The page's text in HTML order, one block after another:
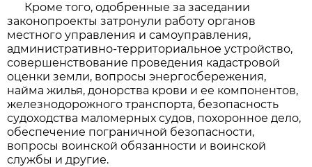
Кроме того, одобренные за заседании
законопроекты затронули работу органов
местного управления и самоуправления,
административно-территориальное устройство,
совершенствование проведения кадастровой
оценки земли, вопросы энергосбережения,
найма жилья, донорства крови и ее компонентов,
железнодорожного транспорта, безопасность
судоходства маломерных судов, похоронное дело,
обеспечение пограничной безопасности,
вопросы воинской обязанности и воинской
службы и другие.